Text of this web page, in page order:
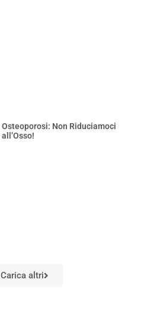
Osteoporosi: Non Riduciamoci
all’Osso!
Carica altri